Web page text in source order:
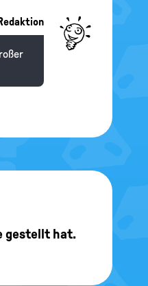
Redaktion
gestellt hat.